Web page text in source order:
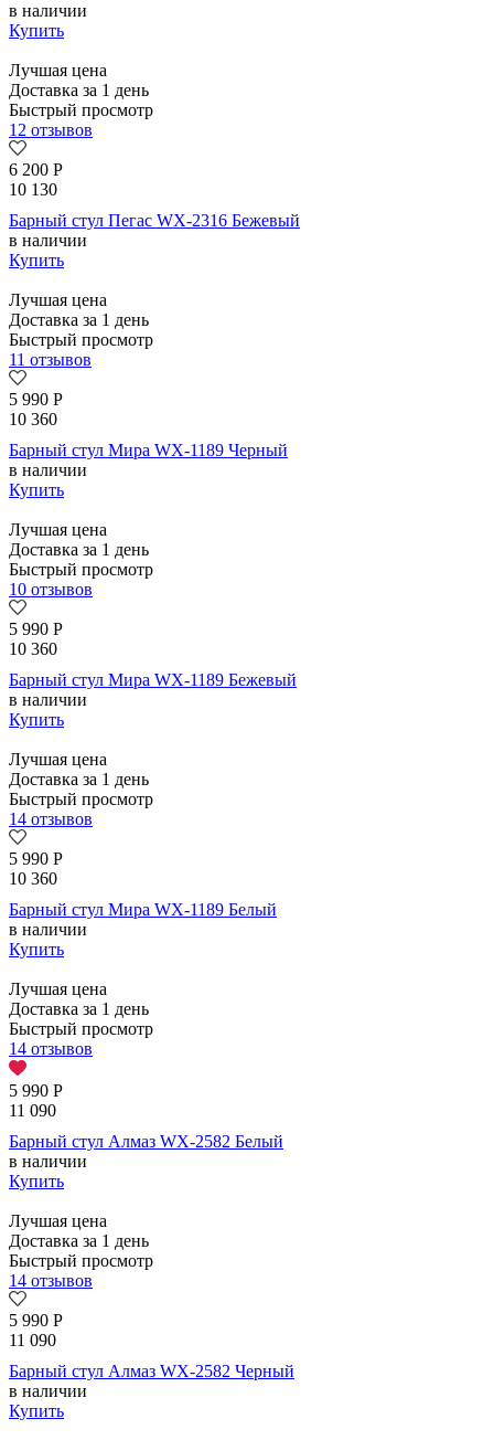
в наличии
Купить
Лучшая цена
Доставка за 1 день
Быстрый просмотр
12 отзывов
6 200 Р
10 130
Барный стул Пегас WX-2316 Бежевый
в наличии
Купить
Лучшая цена
Доставка за 1 день
Быстрый просмотр
11 отзывов
5 990 Р
10 360
Барный стул Мира WX-1189 Черный
в наличии
Купить
Лучшая цена
Доставка за 1 день
Быстрый просмотр
10 отзывов
5 990 Р
10 360
Барный стул Мира WX-1189 Бежевый
в наличии
Купить
Лучшая цена
Доставка за 1 день
Быстрый просмотр
14 отзывов
5 990 Р
10 360
Барный стул Мира WX-1189 Белый
в наличии
Купить
Лучшая цена
Доставка за 1 день
Быстрый просмотр
14 отзывов
5 990 Р
11 090
Барный стул Алмаз WX-2582 Белый
в наличии
Купить
Лучшая цена
Доставка за 1 день
Быстрый просмотр
14 отзывов
5 990 Р
11 090
Барный стул Алмаз WX-2582 Черный
в наличии
Купить